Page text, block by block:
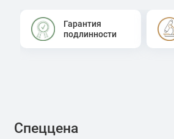
Гарантия
подлинности
Спеццена